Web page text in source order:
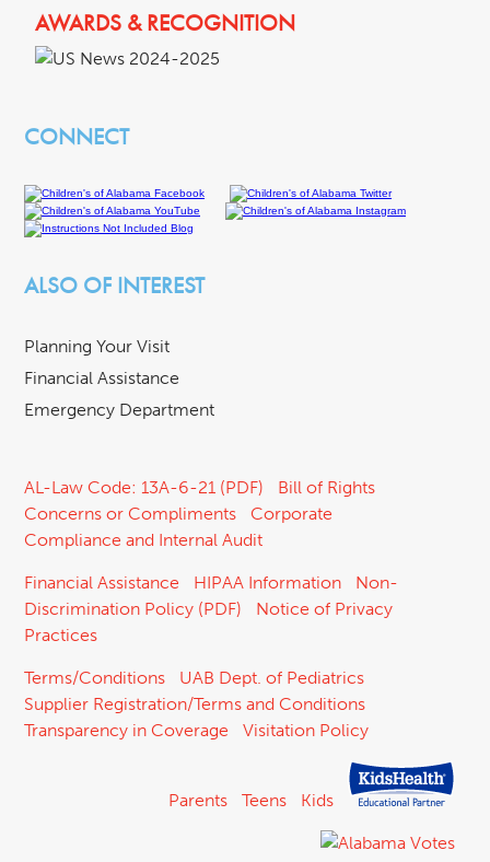
AWARDS & RECOGNITION
CONNECT
ALSO OF INTEREST
Planning Your Visit
Financial Assistance
Emergency Department
AL-Law Code: 13A-6-21 (PDF)
Bill of Rights
Concerns or Compliments
Corporate
Compliance and Internal Audit
Financial Assistance HIPAA Information
Non-
Discrimination Policy (PDF)
Notice of Privacy
Practices
Terms/Conditions
UAB Dept. of Pediatrics
Supplier Registration/Terms and Conditions
Transparency in Coverage
Visitation Policy
Parents Teens Kids